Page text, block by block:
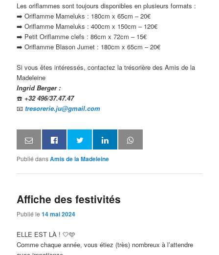
Les oriflammes sont toujours disponibles en plusieurs formats :
➡️ Oriflamme Mameluks : 180cm x 65cm – 20€
➡️ Oriflamme Mameluks : 400cm x 150cm – 120€
➡️ Petit Oriflamme clefs : 86cm x 72cm – 15€
➡️ Oriflamme Blason Jumet : 180cm x 65cm – 20€
Si vous êtes intéressés, contactez la trésorière des Amis de la
Madeleine
Ingrid Berger :
☎️ +32 496/37.47.47
📧tresorerie.ju@gmail.com
Publié dansAmis de la Madeleine
Affiche des festivités
Publié le14 mai 2024
ELLE EST LÀ ! 🤍🩵
Comme chaque année, vous étiez (très) nombreux à l’attendre